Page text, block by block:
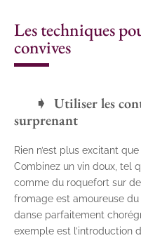
Les techniques
convives
Utiliser les
surprenant
Rien n’est plus excitant
Combinez un vin doux, tel
comme du roquefort sur
fromage est amoureuse
danse parfaitement
exemple est l’introduction